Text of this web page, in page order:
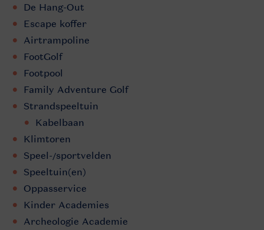
De Hang-Out
Escape koffer
Airtrampoline
FootGolf
Footpool
Family Adventure Golf
Strandspeeltuin
Kabelbaan
Klimtoren
Speel-/sportvelden
Speeltuin(en)
Oppasservice
Kinder Academies
Archeologie Academie